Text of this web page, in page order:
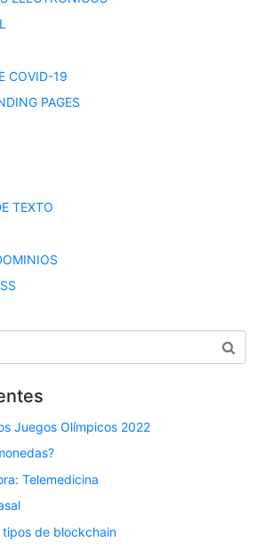
COVID-19
PAGES
TEXTO
Juegos Olímpicos 2022
Telemedicina
de blockchain